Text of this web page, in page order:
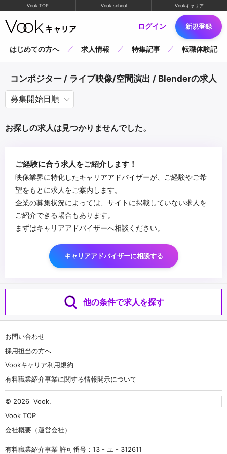
Vook TOP Vook school Vookキャリア
ログイン 新規登録
はじめての方へ 求人情報 特集記事 転職体験記
コンポジター / ライブ映像/空間演出 / Blenderの求人
お探しの求人は見つかりませんでした。
ご経験に合う求人をご紹介します！
映像業界に特化したキャリアアドバイザーが、ご経験やご希
望をもとに求人をご案内します。
企業の募集状況によっては、サイトに掲載していない求人を
ご紹介できる場合もあります。
まずはキャリアアドバイザーへ相談ください。
キャリアアドバイザーに相談する
他の条件で求人を探す
お問い合わせ
採用担当の方へ
Vookキャリア利用規約
有料職業紹介事業に関する情報開示について
© 2026 Vook.
Vook TOP
会社概要（運営会社）
有料職業紹介事業 許可番号：13 - ユ - 312611